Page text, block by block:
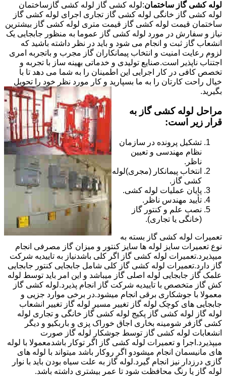
لوله کشی گاز ساختمان:لوله کشی گاز لوله کشی گازساختمان
لوله کشی گاز خانگی لوله کشی گاز تجاری اجرای لوله کشی گاز
ساختمان قیمت لوله کشی گاز قیمت متری لوله کشی گاز بیشترین
نیاز و سفارش در مورد لوله کشی گاز عموما به منظور جابجایی یک
انشعاب گاز ثبت و انجام می شود و باید در نظر داشته باشید که
لزوم رعایت امنیت و انتخاب پیمانکاران گاز مجرب و باتجربه امری
اجتناب ناپذیر است.صنایع تولیدی و خدماتی بهینه ساز با تجربه و
تخصص کافی در کار اجرایی این اطمینان را به شما می دهد تا با
خیال راحت کارتان را به ما بسپارید و کار مورد نظر خود را تحویل
بگیرید.
مراحل لوله کشی گاز به
قرار زیر است:
تشکیل پرونده در سازمان
نظام مهندسی و تعیین
ناظر.
انتخاب پیمانکار (مجری)لوله
کشی گاز.
پایان عملیات لوله کشی.
تأیید مهندس ناظر.
نصب علم و کنتور گاز
(خانگی یا تجاری).
تعمیرات لوله کشی گاز بسته به
نوع تعمیرات سایز لوله ها سایز کنتور و میزان گاز مصرفی انجام
میپذیرد.تعمیرات لوله کشی گاز اگر کلی باشدنیاز به تاییدیه شرکت
گاز دارد.تعمیرات لوله کشی گاز کلی شامل جابجایی کنتور جابجایی
علمک گاز جابجایی لوله اصلی گاز میباشد و این امر باید توسط لوله
کش گاز متخصص با تاییدیه شرکت گاز انجام پذیرد.لوله کشی گاز
معمولا با جوشکاری برقی انجام میشود.در برخی موارد جزیی و
جابجایی های کوچک لوله گاز تغییر مسیر لوله گاز تغییر انشعاب
لوله گاز لوله کشی گاز پکیج لوله کشی گاز خانگی و تجاری لوله
کشی گازفر شومینه بخاری اجاق خوراک پزی و باربکیو و دیگر
انشعابات لوله کشی گاز توسط جوشکار لوله گاز صورت
میپذیرد.اجرا و تعمیرات لوله کشی گاز اگر توکار باشدمعمولا با لوله
های مانیسمان انجام میشودو اگر روکار باشد میتواند با لوله های
گازی درزدار نیز انجام گیرد.لوله گاز به علت سیاه بودن باید با نوار
لوله گاز یا رنگ محافظت شود تا عمر بیشتری داشته باشد.